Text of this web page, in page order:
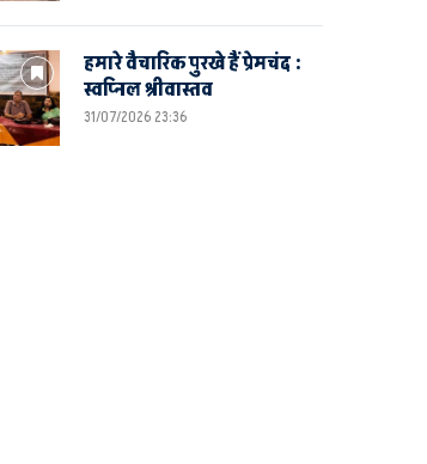
हमारे वैचारिक पुरखे हैं प्रेमचंद :
स्वप्निल श्रीवास्तव
31/07/2026 23:36